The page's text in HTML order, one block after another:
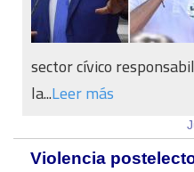
sector cívico
la...Leer más
Violencia